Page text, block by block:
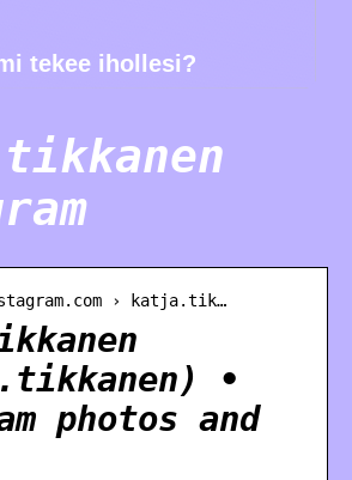
tekee ihollesi?
› katja.tik…
•
photos and